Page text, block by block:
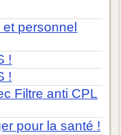
personnel
!
!
Filtre anti CPL
pour la santé !